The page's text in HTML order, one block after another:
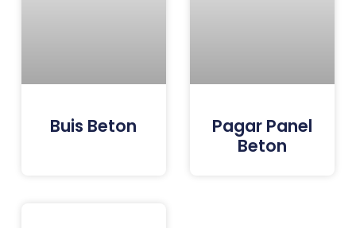
Buis Beton
Pagar Panel
Beton